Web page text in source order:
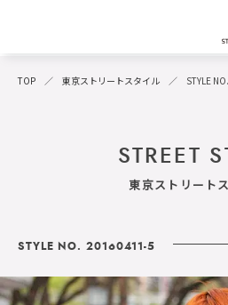
TOP 東京ストリートスタイル STYLE
STREET
東京ストリート
STYLE NO. 20160411-5